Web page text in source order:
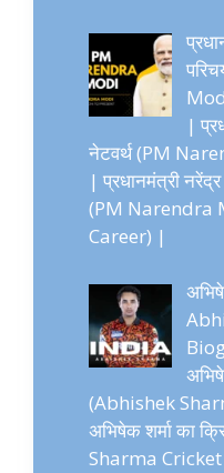
|
नेटवर्थ (PM
| प्रधानमंत्री
(PM Narendra
Career) |
(Abhishek
अभिषेक शर्मा का
Sharma